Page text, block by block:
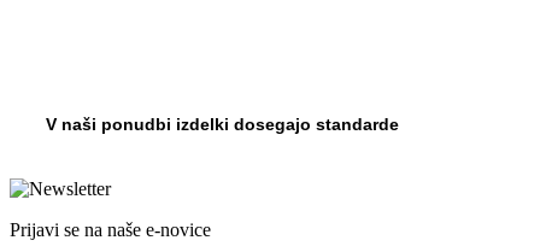
V naši ponudbi izdelki dosegajo standarde
Prijavi se na naše e-novice